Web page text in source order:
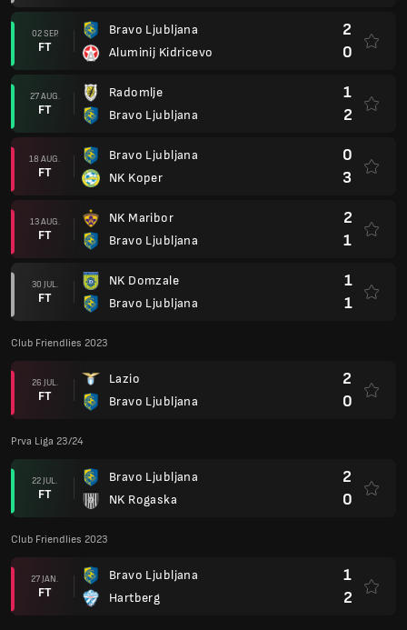
02 SEP.
FT
Bravo Ljubljana
Aluminij Kidricevo
2
0
27 AUG.
FT
Radomlje
Bravo Ljubljana
1
2
18 AUG.
FT
Bravo Ljubljana
NK Koper
0
3
13 AUG.
FT
NK Maribor
Bravo Ljubljana
2
1
30 JUL.
FT
NK Domzale
Bravo Ljubljana
1
1
Club Friendlies 2023
26 JUL.
FT
Lazio
Bravo Ljubljana
2
0
Prva Liga 23/24
22 JUL.
FT
Bravo Ljubljana
NK Rogaska
2
0
Club Friendlies 2023
27 JAN.
FT
Bravo Ljubljana
Hartberg
1
2